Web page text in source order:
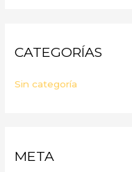
CATEGORÍAS
Sin categoría
META